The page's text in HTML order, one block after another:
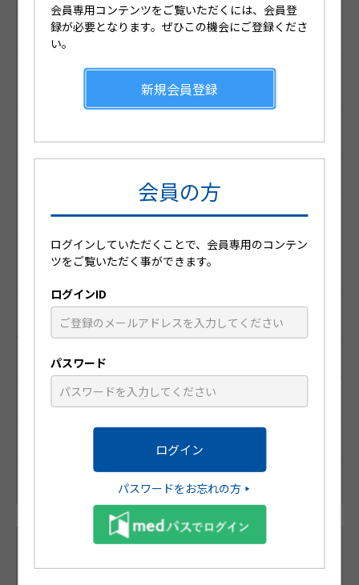
(01)14987188465025
薬価基準収載コード
（厚生労働省コード）
2659708Q1054
レセプト電算コード
620006526
HP247L
188-46502-8
会員専用コンテンツをご覧いただくには、会員登
録が必要となります。ぜひこの機会にご登録くださ
い。
新規会員登録
会員の方
ログインしていただくことで、会員専用のコンテン
ツをご覧いただく事ができます。
ログインID
パスワード
パスワードをお忘れの方